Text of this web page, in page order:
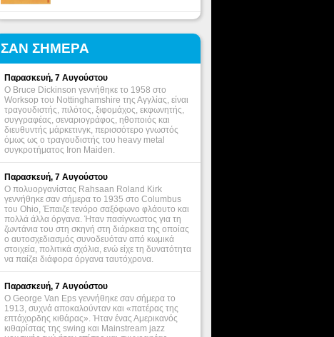
ΣΑΝ ΣΗΜΕΡΑ
Παρασκευή, 7 Αυγούστου
Ο Bruce Dickinson γεννήθηκε το 1958 στο
Worksop του Nottinghamshire της Αγγλίας, είναι
τραγουδιστής, πιλότος, ξιφομάχος, εκφωνητής,
συγγραφέας, σεναριογράφος, ηθοποιός και
διευθυντής μάρκετινγκ, περισσότερο γνωστός
όμως ως ο τραγουδιστής του heavy metal
συγκροτήματος Iron Maiden.
Παρασκευή, 7 Αυγούστου
Ο πολυοργανίστας Rahsaan Roland Kirk
γεννήθηκε σαν σήμερα το 1935 στο Columbus
του Ohio, Έπαιζε τενόρο σαξόφωνο φλάουτο και
πολλά άλλα όργανα. Ήταν πασίγνωστος για τη
ζωντάνια του στη σκηνή στη διάρκεια της οποίας
ο αυτοσχεδιασμός συνοδευόταν από κωμικά
στοιχεία, πολιτικά σχόλια, ενώ είχε τη δυνατότητα
να παίζει διάφορα όργανα ταυτόχρονα.
Παρασκευή, 7 Αυγούστου
Ο George Van Eps γεννήθηκε σαν σήμερα το
1913, συχνά αποκαλούνταν και «πατέρας της
επτάχορδης κιθάρας». Ήταν ένας Αμερικανός
κιθαρίστας της swing και Mainstream jazz